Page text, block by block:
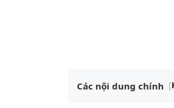
Các nội dung chính [